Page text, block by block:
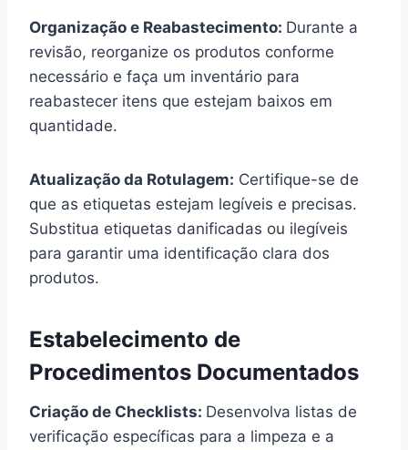
Organização e Reabastecimento: Durante a
revisão, reorganize os produtos conforme
necessário e faça um inventário para
reabastecer itens que estejam baixos em
quantidade.
Atualização da Rotulagem: Certifique-se de
que as etiquetas estejam legíveis e precisas.
Substitua etiquetas danificadas ou ilegíveis
para garantir uma identificação clara dos
produtos.
Estabelecimento de
Procedimentos Documentados
Criação de Checklists: Desenvolva listas de
verificação específicas para a limpeza e a